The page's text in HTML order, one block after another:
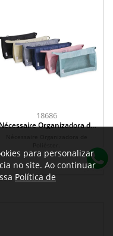
18686
Organizadora de
para personalizar
no site. Ao continuar
Política de